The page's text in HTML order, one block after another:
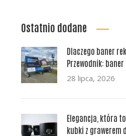
Ostatnio dodane
Dlaczego baner
Przewodnik:
28 lipca, 2026
Elegancja, która
kubki z grawerem